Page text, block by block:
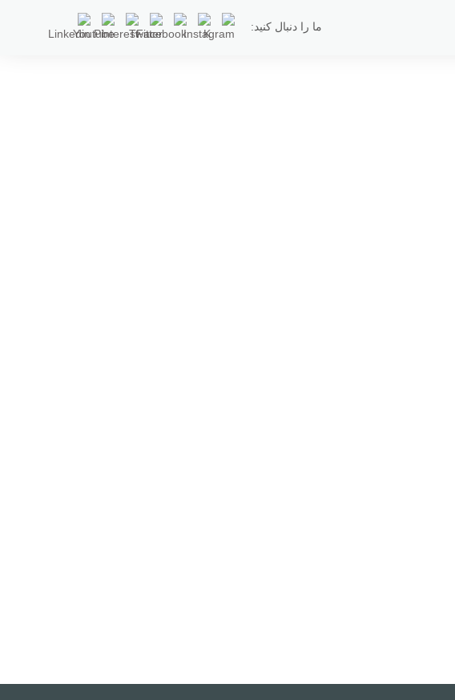
ما را دنبال کنید: